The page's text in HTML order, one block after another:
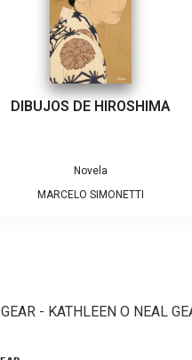
DIBUJOS DE HIROSHIMA
Novela
MARCELO SIMONETTI
- KATHLEEN O NEAL